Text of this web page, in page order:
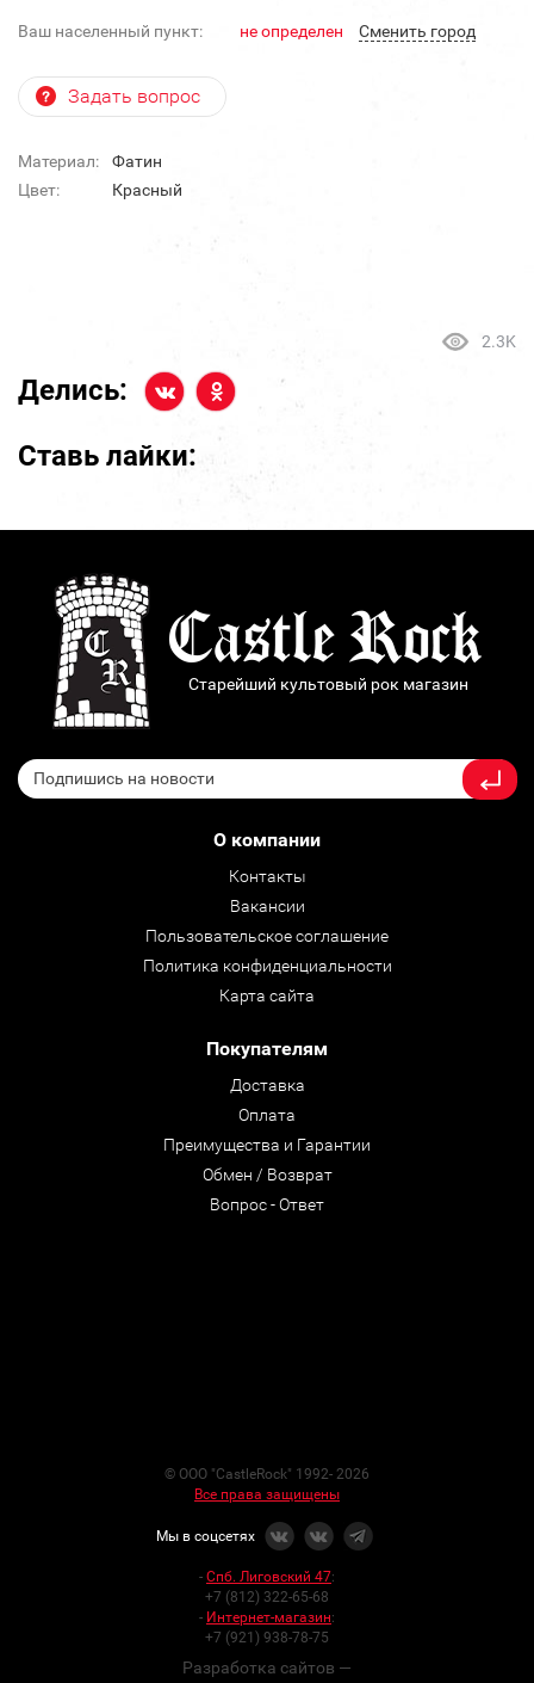
Ваш населенный пункт: не определен Cменить город
Задать вопрос
Материал:
Фатин
Цвет:
Красный
2.3K
Делись:
Ставь лайки:
Старейший культовый рок магазин
О компании
Контакты
Вакансии
Пользовательское соглашение
Политика конфиденциальности
Карта сайта
Покупателям
Доставка
Оплата
Преимущества и Гарантии
Обмен / Возврат
Вопрос - Ответ
© ООО "CastleRock" 1992- 2026
Все права защищены
Мы в соцсетях
- Спб. Лиговский 47:
+7 (812) 322-65-68
- Интернет-магазин:
+7 (921) 938-78-75
Разработка сайтов —